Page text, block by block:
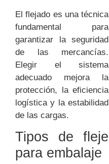
El flejado es una técnica
fundamental para
garantizar la seguridad
de las mercancías.
Elegir el sistema
adecuado mejora la
protección, la eficiencia
logística y la estabilidad
de las cargas.
Tipos de fleje
para embalaje